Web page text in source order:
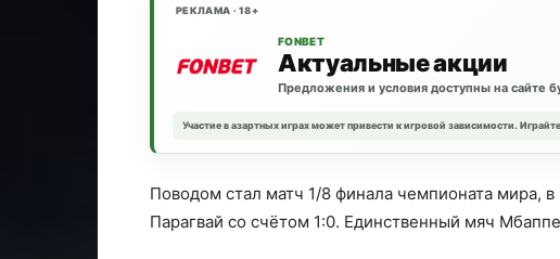
РЕКЛАМА · 18+
FONBET
Актуальные акции
Предложения и условия доступны на сайте
Участие в азартных играх может привести к игровой зависимости.
Поводом стал матч 1/8 финала чемпионата мира,
Парагвай со счётом 1:0. Единственный мяч